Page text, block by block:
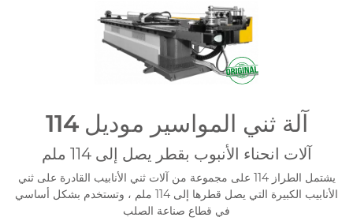
114 آلة ثني المواسير موديل
آلات انحناء الأنبوب بقطر يصل إلى 114 ملم
يشتمل الطراز 114 على مجموعة من آلات ثني الأنابيب القادرة على ثني
الأنابيب الكبيرة التي يصل قطرها إلى 114 ملم ، وتستخدم بشكل أساسي
في قطاع صناعة الصلب